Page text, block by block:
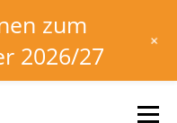
Menü
zum
2026/27
+